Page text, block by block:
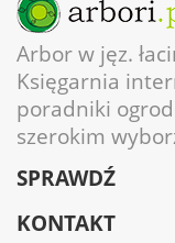
Arbor w jęz.
Księgarnia
poradniki
szerokim
SPRAWDŹ
KONTAKT